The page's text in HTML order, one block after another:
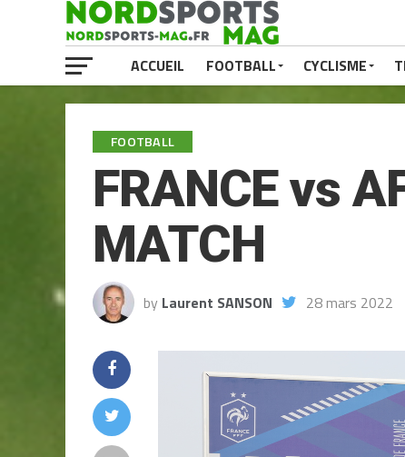
ACCUEIL FOOTBALL CYCLISME
FOOTBALL
FRANCE vs
MATCH
by Laurent SANSON 28 mars 2022